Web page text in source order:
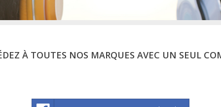
À TOUTES NOS MARQUES AVEC UN SEUL